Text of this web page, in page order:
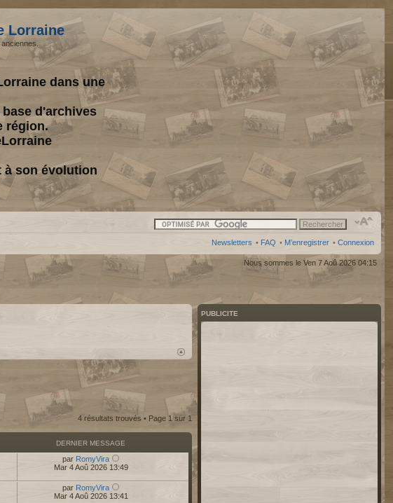
Lorraine
dans une
d'archives
région.
à son évolution
Newsletters • FAQ • M’enregistrer • Connexion
Nous sommes le Ven 7 Aoû 2026 04:15
4 résultats trouvés • Page 1sur 1
DERNIER MESSAGE
par RomyVira
Mar 4 Aoû 2026 13:49
par RomyVira
Mar 4 Aoû 2026 13:41
PUBLICITE